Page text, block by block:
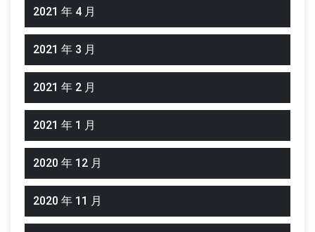
2021 年 4 月
2021 年 3 月
2021 年 2 月
2021 年 1 月
2020 年 12 月
2020 年 11 月